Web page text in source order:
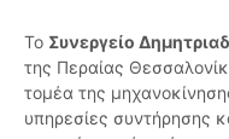
Το Συνεργείο
της Περαίας
τομέα της
υπηρεσίες συντήρησης